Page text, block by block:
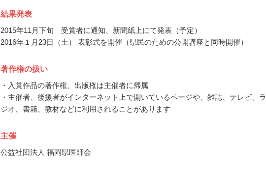
結果発表
2015年11月下旬 受賞者に通知、新聞紙上にて発表（予定）
2016年１月23日（土） 表彰式を開催（県民のための公開講座と同時開催）
著作権の扱い
・入賞作品の著作権、出版権は主催者に帰属
・主催者、後援者がインターネット上で開いているページや、雑誌、テレビ、ラ
ジオ、書籍、教材などに利用されることがあります
主催
公益社団法人 福岡県医師会